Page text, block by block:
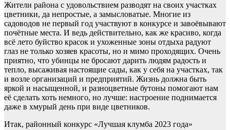
Жители района с удовольствием разводят на своих участках
цветники, да непростые, а замысловатые. Многие из
садоводов не первый год участвуют в конкурсе и завоёвывают
почётные места. И ведь действительно, как же красиво, когда
всё лето буйство красок и ухоженные зоны отдыха радуют
глаз не только хозяев красоты, но и мимо проходящих. Очень
приятно, что убинцы не бросают дарить людям радость и
тепло, высаживая настоящие сады, как у себя на участках, так
и возле организаций и предприятий. Жизнь должна быть
яркой и насыщенной, и разноцветные бутоны помогают нам
её сделать хоть немного, но лучше: настроение поднимается
даже в хмурый день при виде цветников.
Итак, районный конкурс «Лучшая клумба 2023 года»